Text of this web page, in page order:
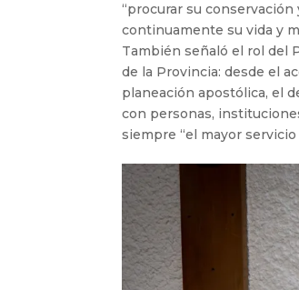
“procurar su
continuamente su vida y
También señaló el rol del
de la Provincia: desde el
planeación apostólica, el
con personas,
siempre “el mayor